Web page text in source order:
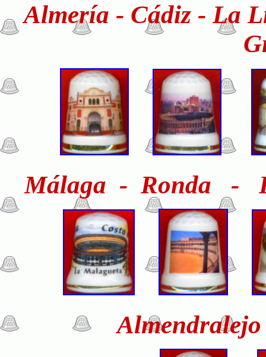
Almería - Cádiz - La
Málaga - Ronda -